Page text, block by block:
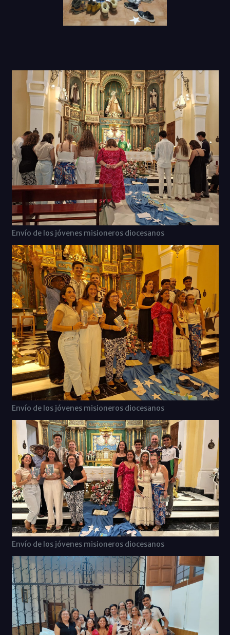
Envío de los jóvenes misioneros diocesanos
Envío de los jóvenes misioneros diocesanos
Envío de los jóvenes misioneros diocesanos